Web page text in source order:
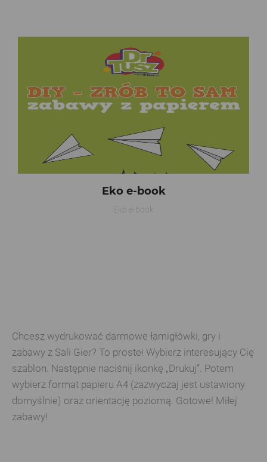
Eko e-book
Eko e-book
Chcesz wydrukować darmowe łamigłówki, gry i
zabawy z Sali Gier? To proste! Wybierz interesujący Cię
szablon. Następnie naciśnij ikonkę „Drukuj”. Potem
wybierz format papieru A4 (zazwyczaj jest ustawiony
domyślnie) oraz orientację poziomą. Gotowe! Miłej
zabawy!